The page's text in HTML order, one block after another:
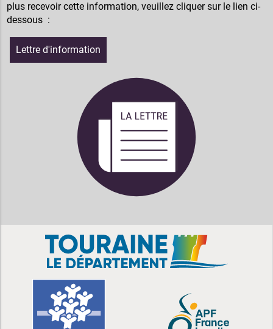
plus recevoir cette information, veuillez cliquer sur le lien ci-
dessous :
Lettre d'information